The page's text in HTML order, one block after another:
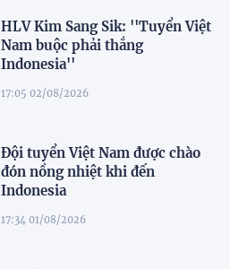
HLV Kim Sang Sik: ''Tuyển Việt
Nam buộc phải thắng
Indonesia''
17:05 02/08/2026
Đội tuyển Việt Nam được chào
đón nồng nhiệt khi đến
Indonesia
17:34 01/08/2026